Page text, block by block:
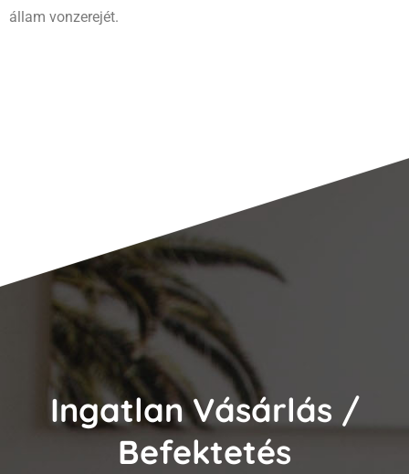
állam vonzerejét.
Ingatlan Vásárlás /
Befektetés